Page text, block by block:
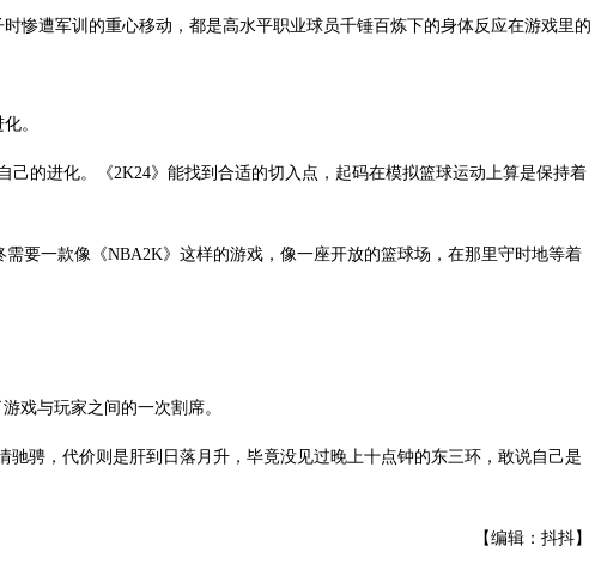
惨遭军训的重心移动，都是高水平职业球员千锤百炼下的身体反应在游戏里的
。
的进化。《2K24》能找到合适的切入点，起码在模拟篮球运动上算是保持着
要一款像《NBA2K》这样的游戏，像一座开放的篮球场，在那里守时地等着
戏与玩家之间的一次割席。
骋，代价则是肝到日落月升，毕竟没见过晚上十点钟的东三环，敢说自己是
【编辑：抖抖】